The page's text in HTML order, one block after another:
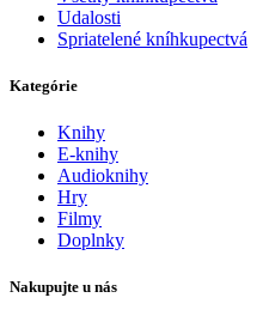
Udalosti
Spriatelené kníhkupectvá
Kategórie
Knihy
E-knihy
Audioknihy
Hry
Filmy
Doplnky
Nakupujte u nás